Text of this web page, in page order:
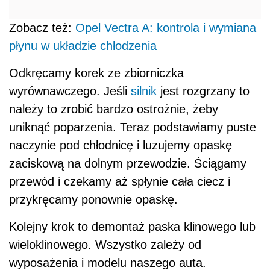
Zobacz też: Opel Vectra A: kontrola i wymiana
płynu w układzie chłodzenia
Odkręcamy korek ze zbiorniczka
wyrównawczego. Jeśli silnik jest rozgrzany to
należy to zrobić bardzo ostrożnie, żeby
uniknąć poparzenia. Teraz podstawiamy puste
naczynie pod chłodnicę i luzujemy opaskę
zaciskową na dolnym przewodzie. Ściągamy
przewód i czekamy aż spłynie cała ciecz i
przykręcamy ponownie opaskę.
Kolejny krok to demontaż paska klinowego lub
wieloklinowego. Wszystko zależy od
wyposażenia i modelu naszego auta.